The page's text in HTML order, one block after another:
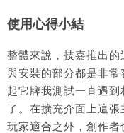
使用心得小結
整體來說，技嘉推出
與安裝的部分都是非
起它牌我測試一直遇
了。在擴充介面上這
玩家適合之外，創作者